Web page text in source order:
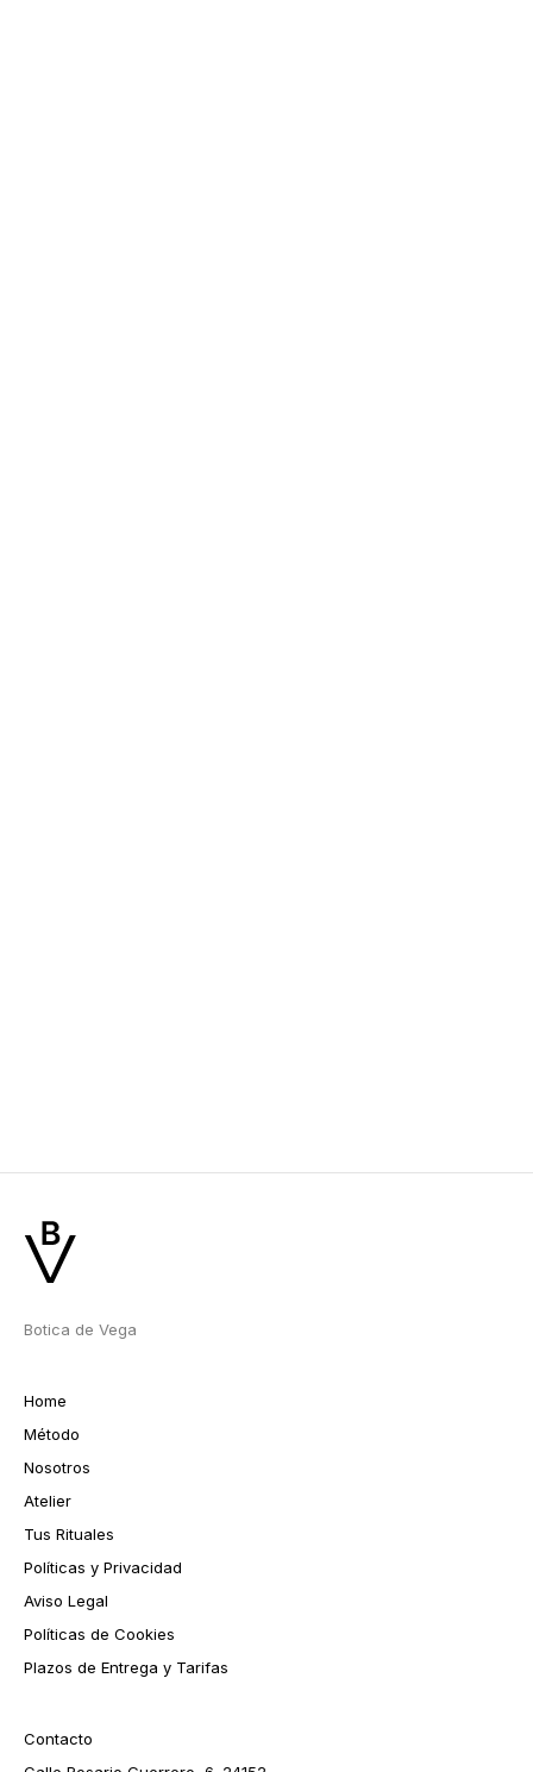
Botica de Vega
Home
Método
Nosotros
Atelier
Tus Rituales
Políticas y Privacidad
Aviso Legal
Políticas de Cookies
Plazos de Entrega y Tarifas
Contacto